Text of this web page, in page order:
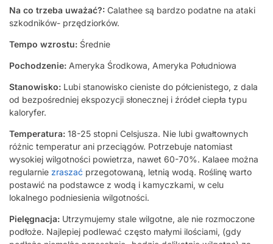
Na co trzeba uważać?: Calathee są bardzo podatne na ataki
szkodników- przędziorków.
Tempo wzrostu: Średnie
Pochodzenie: Ameryka Środkowa, Ameryka Południowa
Stanowisko: Lubi stanowisko cieniste do półcienistego, z dala
od bezpośredniej ekspozycji słonecznej i źródeł ciepła typu
kaloryfer.
Temperatura: 18-25 stopni Celsjusza. Nie lubi gwałtownych
różnic temperatur ani przeciągów. Potrzebuje natomiast
wysokiej wilgotności powietrza, nawet 60-70%. Kalaee można
regularnie zraszać przegotowaną, letnią wodą. Roślinę warto
postawić na podstawce z wodą i kamyczkami, w celu
lokalnego podniesienia wilgotności.
Pielęgnacja: Utrzymujemy stale wilgotne, ale nie rozmoczone
podłoże. Najlepiej podlewać często małymi ilościami, (gdy